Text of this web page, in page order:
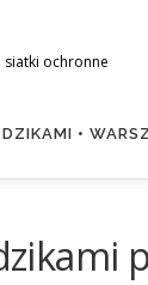
ochronne
•